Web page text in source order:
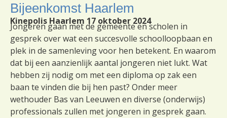
Bijeenkomst Haarlem
Kinepolis Haarlem 17 oktober 2024
Jongeren gaan met de gemeente en scholen in
gesprek over wat een succesvolle schoolloopbaan en
plek in de samenleving voor hen betekent. En waarom
dat bij een aanzienlijk aantal jongeren niet lukt. Wat
hebben zij nodig om met een diploma op zak een
baan te vinden die bij hen past? Onder meer
wethouder Bas van Leeuwen en diverse (onderwijs)
professionals zullen met jongeren in gesprek gaan.